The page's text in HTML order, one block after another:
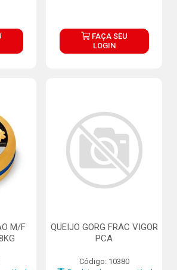
FAÇA SEU
LOGIN
M/F
QUEIJO GORG FRAC VIGOR
PCA
Código: 10380